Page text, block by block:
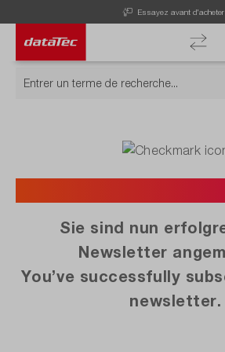
Essayez avant d'acheter
Sie sind nun
Newsletter
You’ve successfully
newsletter.